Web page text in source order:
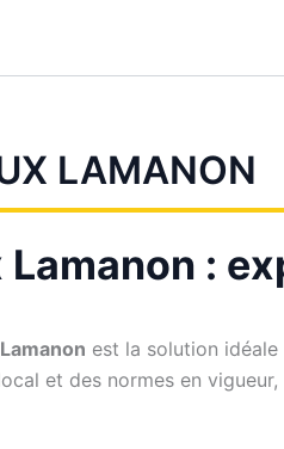
LAMANON
:
est la solution
et des normes en